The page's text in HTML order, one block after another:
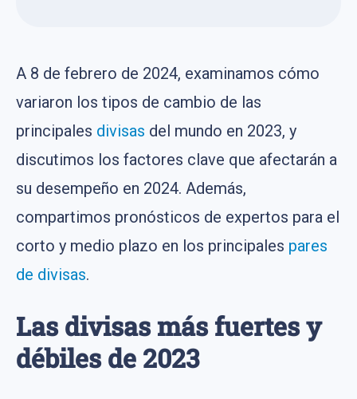
A 8 de febrero de 2024, examinamos cómo
variaron los tipos de cambio de las
principales divisas del mundo en 2023, y
discutimos los factores clave que afectarán a
su desempeño en 2024. Además,
compartimos pronósticos de expertos para el
corto y medio plazo en los principales pares
de divisas.
Las divisas más fuertes y
débiles de 2023